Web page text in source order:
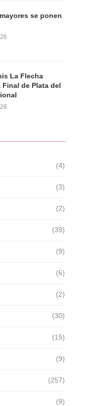
se ponen
La Flecha
Final de Plata del
(4)
(3)
(2)
(39)
(9)
(6)
(2)
(30)
(15)
(9)
(257)
(9)